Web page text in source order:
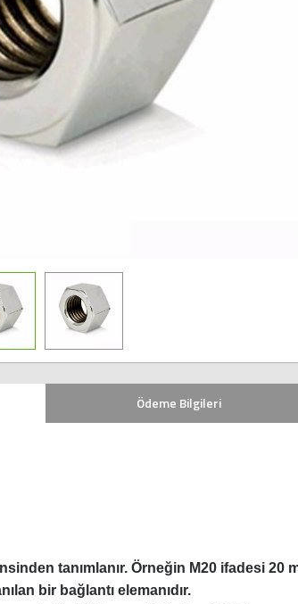
Ödeme Bilgileri
tanımlanır. Örneğin M20 ifadesi 20
bir bağlantı elemanıdır.